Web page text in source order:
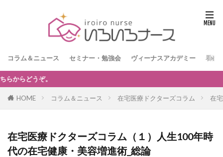
コラム＆ニュース セミナー・勉強会 ヴィーナスアカデミー 看護
HOME コラム＆ニュース 在宅医療ドクターズコラム 在
在宅医療ドクターズコラム（１）人生100年時
代の在宅健康・美容増進術_総論